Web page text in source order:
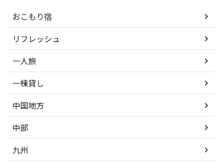
おこもり宿
リフレッシュ
一人旅
一棟貸し
中国地方
中部
九州